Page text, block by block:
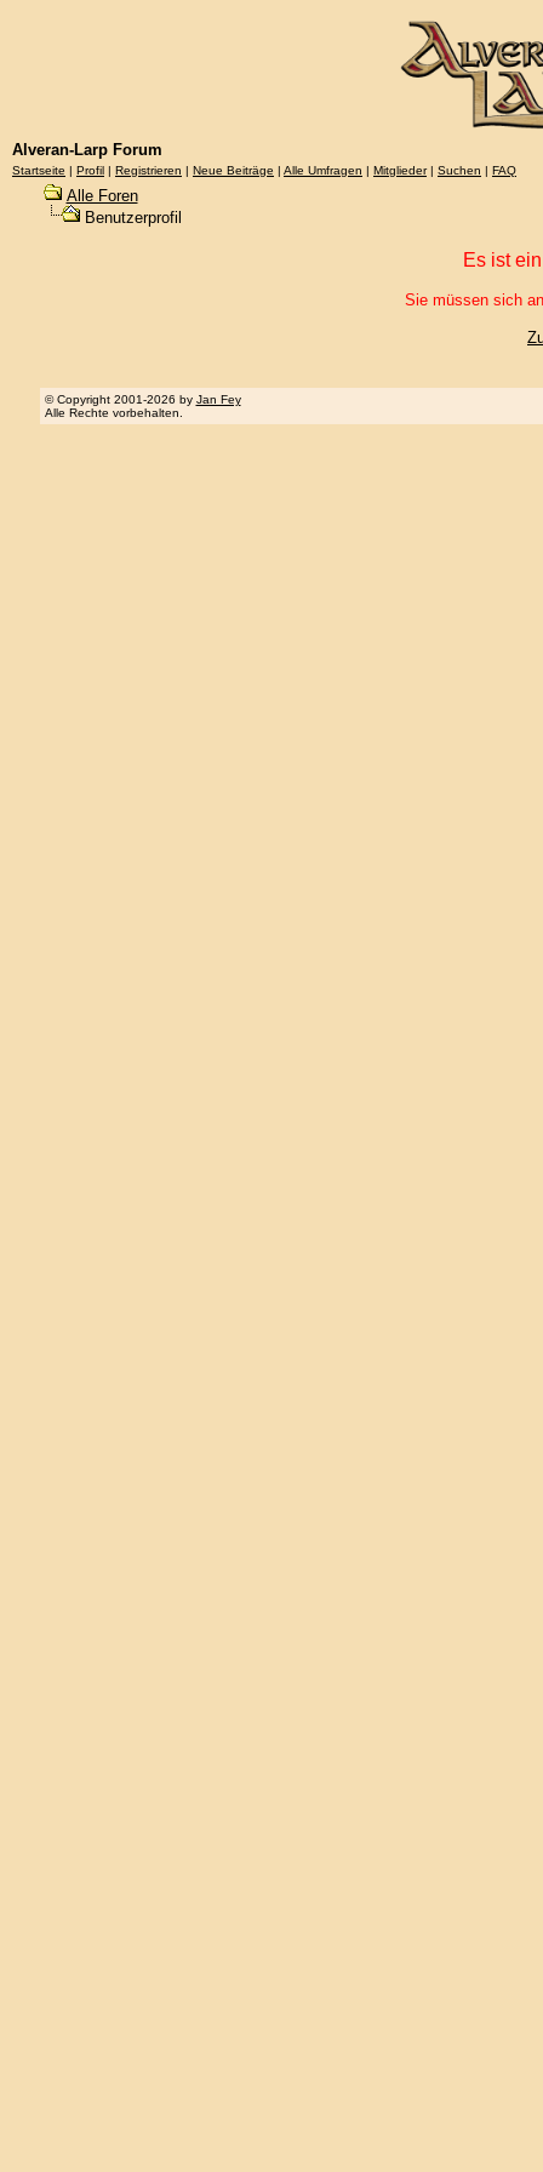
Alveran-Larp Forum
Startseite | Profil | Registrieren | Neue Beiträge | Alle Umfragen | Mitglieder| Suchen | FAQ
Alle Foren
Benutzerprofil
Es ist
Sie müssen sich
© Copyright 2001-2026 by Jan Fey
Alle Rechte vorbehalten.